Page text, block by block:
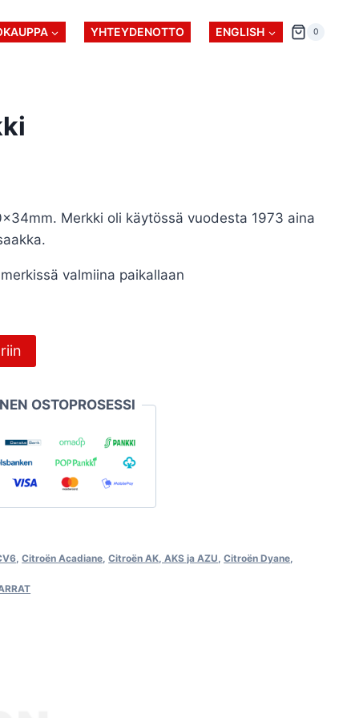
YHTEYDENOTTO ENGLISH 0
Merkki oli käytössä vuodesta 1973 aina
valmiina paikallaan
OSTOPROSESSI
,Citroën Acadiane ,Citroën AK, AKS ja AZU ,Citroën Dyane